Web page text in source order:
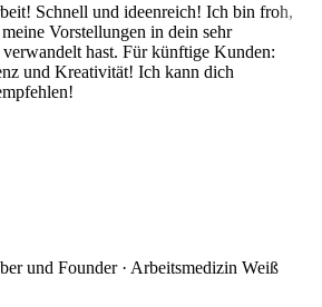
Schnell und ideenreich! Ich bin froh,
Vorstellungen in dein sehr
verwandelt hast. Für künftige Kunden:
und Kreativität! Ich kann dich
und Founder· Arbeitsmedizin Weiß